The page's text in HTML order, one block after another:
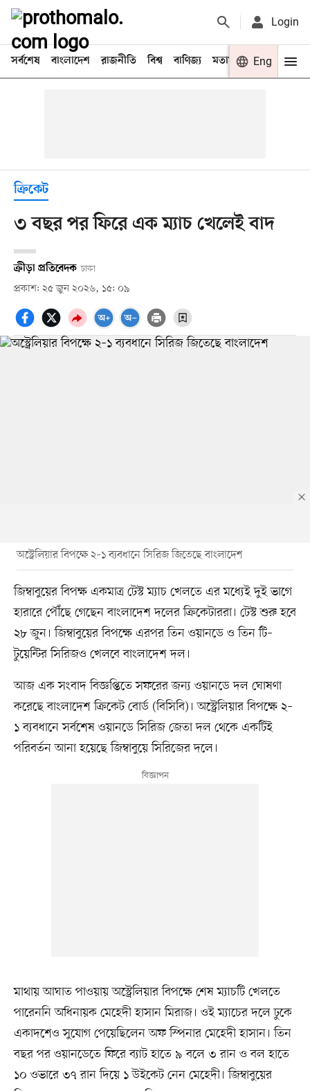
Login
সর্বশেষ বাংলাদেশ রাজনীতি বিশ্ব বাণিজ্য মতামত খেলা
Eng
ক্রিকেট
৩ বছর পর ফিরে এক ম্যাচ খেলেই বাদ
ক্রীড়া প্রতিবেদক ঢাকা
প্রকাশ: ২৫ জুন ২০২৬, ১৫: ০৯
অস্ট্রেলিয়ার বিপক্ষে ২–১ ব্যবধানে সিরিজ জিতেছে বাংলাদেশ
জিম্বাবুয়ের বিপক্ষ একমাত্র টেস্ট ম্যাচ খেলতে এর মধ্যেই দুই ভাগে
হারারে পৌঁছে গেছেন বাংলাদেশ দলের ক্রিকেটাররা। টেস্ট শুরু হবে
২৮ জুন। জিম্বাবুয়ের বিপক্ষে এরপর তিন ওয়ানডে ও তিন টি–
টুয়েন্টির সিরিজও খেলবে বাংলাদেশ দল।
আজ এক সংবাদ বিজ্ঞপ্তিতে সফরের জন্য ওয়ানডে দল ঘোষণা
করেছে বাংলাদেশ ক্রিকেট বোর্ড (বিসিবি)। অস্ট্রেলিয়ার বিপক্ষে ২–
১ ব্যবধানে সর্বশেষ ওয়ানডে সিরিজ জেতা দল থেকে একটিই
পরিবর্তন আনা হয়েছে জিম্বাবুয়ে সিরিজের দলে।
মাথায় আঘাত পাওয়ায় অস্ট্রেলিয়ার বিপক্ষে শেষ ম্যাচটি খেলতে
পারেননি অধিনায়ক মেহেদী হাসান মিরাজ। ওই ম্যাচের দলে ঢুকে
একাদশেও সুযোগ পেয়েছিলেন অফ স্পিনার মেহেদী হাসান। তিন
বছর পর ওয়ানডেতে ফিরে ব্যাট হাতে ৯ বলে ৩ রান ও বল হাতে
১০ ওভারে ৩৭ রান দিয়ে ১ উইকেট নেন মেহেদী। জিম্বাবুয়ের